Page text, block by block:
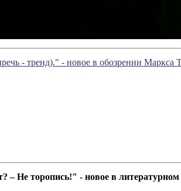
- тренд)." - новое в обозрении Маркса
– Не торопись!" - новое в